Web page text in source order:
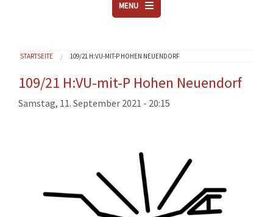
MENU
VEREINE
AKTUELLES
DOWNLOADS
EINSÄTZE
Sie sind hier
STARTSEITE 109/21 H:VU-MIT-P HOHEN NEUENDORF
109/21 H:VU-mit-P Hohen Neuendorf
Samstag, 11. September 2021 - 20:15